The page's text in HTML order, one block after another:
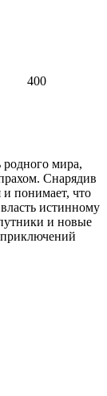
400
родного мира,
Снарядив
понимает, что
истинному
и новые